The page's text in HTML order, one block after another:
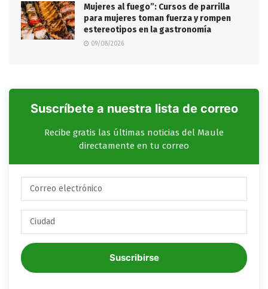
Mujeres al fuego”: Cursos de parrilla
para mujeres toman fuerza y rompen
estereotipos en la gastronomía
09/08/2026
Suscríbete a nuestra lista de correo
Recibe gratis las últimas noticias del Maule
directamente en tu correo
Suscribirse